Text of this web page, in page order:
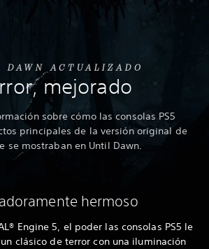
DAWN ACTUALIZADO
mejorado
sobre cómo las consolas PS5
principales de la versión original de
se mostraban en Until Dawn.
hermoso
Engine 5, el poder las consolas PS5 le
clásico de terror con una iluminación